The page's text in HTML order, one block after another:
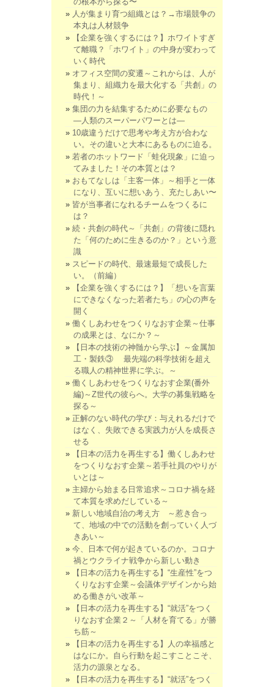
人が集まり育つ組織とは？→市場競争の
本丸は人材競争
【企業を強くするには？】ホワイトすぎ
て離職？「ホワイト」の中身が変わって
いく時代
オフィス空間の変遷～これからは、人が
集まり、組織力を最大化する「共創」の
時代！～
集団の力を結集するために必要なもの
―人類のスーパーパワーとは―
10歳違うだけで思考や考え方が合わな
い。その違いと大本にあるものに迫る。
若者のホットワード「蛙化現象」に迫っ
てみました！その本質とは？
おもてなしは「主客一体」～相手と一体
になり、互いに想いあう、充たしあい〜
皆が当事者になれるチームをつくるに
は？
続・共創の時代～「共創」の背後に隠れ
た「何のために生きるのか？」という意
識
スピードの時代、最速最短で成長した
い。（前編）
【企業を強くするには？】「想いを言葉
にできなくなった若者たち」の心の声を
開く
働くしあわせをつくりなおす企業～仕事
の成果とは、なにか？～
【日本の技術の神髄から学ぶ】～金属加
工・製鉄③ 最先端の科学技術を超え
る職人の精神世界に学ぶ。～
働くしあわせをつくりなおす企業(番外
編)～Z世代の彼らへ。大学の募集戦略を
探る～
正解のない時代の学び：与えれるだけで
はなく、失敗できる実践力が人を成長さ
せる
【日本の活力を再生する】働くしあわせ
をつくりなおす企業～若手社員のやりが
いとは～
主婦から始まる日常追求～コロナ禍を経
て本質を求めだしている～
新しい地域自治の考え方 ～惹き合っ
て、地域の中での活動を創っていく人づ
きあい～
今、日本で何が起きているのか。コロナ
禍とウクライナ戦争から新しい動き
【日本の活力を再生する】“生産性”をつ
くりなおす企業～会議体デザインから始
める働きがい改革～
【日本の活力を再生する】“就活”をつく
りなおす企業２～「人材を育てる」が勝
ち筋～
【日本の活力を再生する】人の幸福感と
はなにか。自ら行動を起こすことこそ、
活力の源泉となる。
【日本の活力を再生する】“就活”をつく